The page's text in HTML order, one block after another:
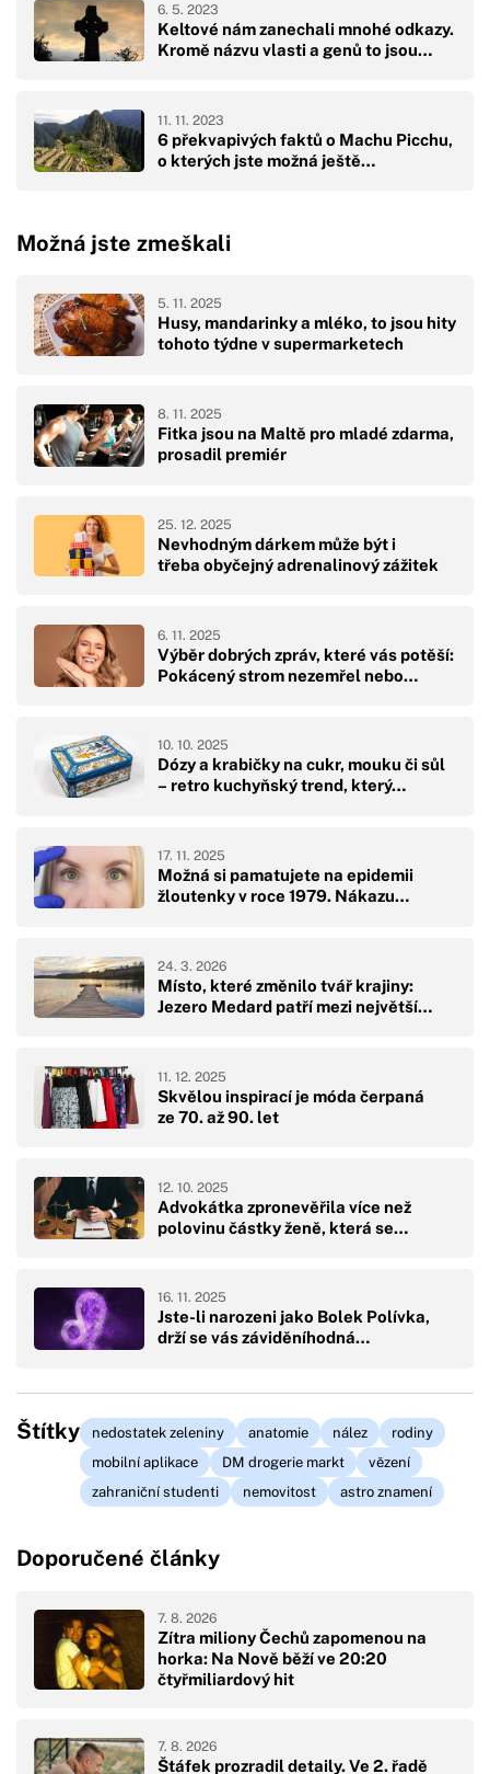
Keltové nám zanechali mnohé odkazy.
Kromě názvu vlasti a genů to jsou…
6. 5. 2023
6 překvapivých faktů o Machu Picchu,
o kterých jste možná ještě…
11. 11. 2023
Možná jste zmeškali
Husy, mandarinky a mléko, to jsou hity
tohoto týdne v supermarketech
5. 11. 2025
Fitka jsou na Maltě pro mladé zdarma,
prosadil premiér
8. 11. 2025
Nevhodným dárkem může být i
třeba obyčejný adrenalinový zážitek
25. 12. 2025
Výběr dobrých zpráv, které vás potěší:
Pokácený strom nezemřel nebo…
6. 11. 2025
Dózy a krabičky na cukr, mouku či sůl
– retro kuchyňský trend, který…
10. 10. 2025
Možná si pamatujete na epidemii
žloutenky v roce 1979. Nákazu…
17. 11. 2025
Místo, které změnilo tvář krajiny:
Jezero Medard patří mezi největší…
24. 3. 2026
Skvělou inspirací je móda čerpaná
ze 70. až 90. let
11. 12. 2025
Advokátka zpronevěřila více než
polovinu částky ženě, která se…
12. 10. 2025
Jste-li narozeni jako Bolek Polívka,
drží se vás záviděníhodná…
16. 11. 2025
Štítky nedostatek zeleniny anatomie nález
rodiny
mobilní aplikace
DM drogerie markt
vězení
zahraniční studenti
nemovitost astro znamení
Doporučené články
Zítra miliony Čechů zapomenou na
horka: Na Nově běží ve 20:20
čtyřmiliardový hit
7. 8. 2026
Štáfek prozradil detaily. Ve 2. řadě
7. 8. 2026